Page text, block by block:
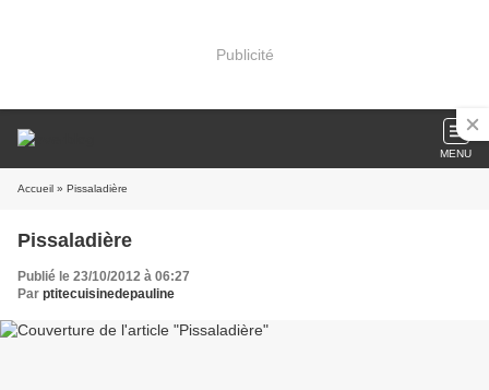
Publicité
MENU
Accueil » Pissaladière
Pissaladière
Publié le 23/10/2012 à 06:27
Par ptitecuisinedepauline